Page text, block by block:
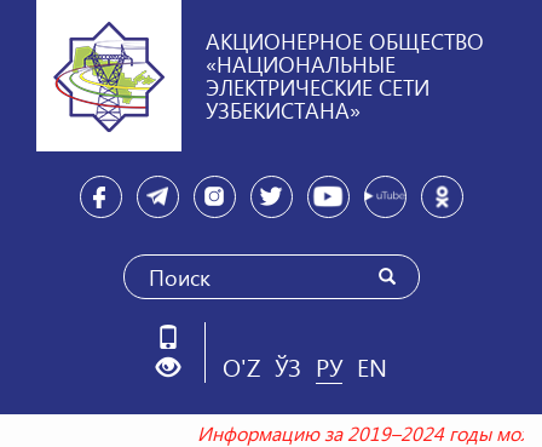
АКЦИОНЕРНОЕ ОБЩЕСТВО
«НАЦИОНАЛЬНЫЕ
ЭЛЕКТРИЧЕСКИЕ СЕТИ
УЗБЕКИСТАНА»
O'Z ЎЗ РУ EN
Информацию за 2019–2024 годы